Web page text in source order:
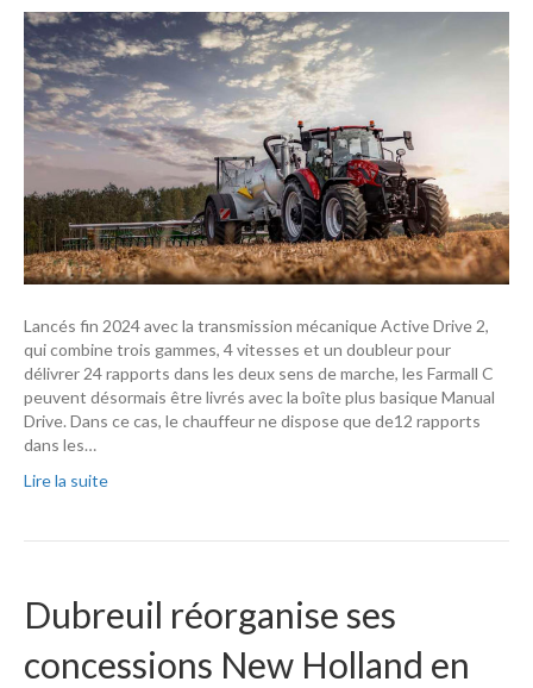
Lancés fin 2024 avec la transmission mécanique Active Drive 2,
qui combine trois gammes, 4 vitesses et un doubleur pour
délivrer 24 rapports dans les deux sens de marche, les Farmall C
peuvent désormais être livrés avec la boîte plus basique Manual
Drive. Dans ce cas, le chauffeur ne dispose que de12 rapports
dans les…
Lire la suite
Dubreuil réorganise ses
concessions New Holland en